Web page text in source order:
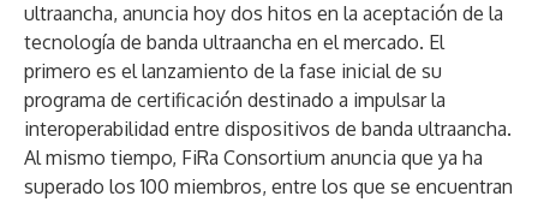
ultraancha, anuncia hoy dos hitos en la aceptación de la
tecnología de banda ultraancha en el mercado. El
primero es el lanzamiento de la fase inicial de su
programa de certificación destinado a impulsar la
interoperabilidad entre dispositivos de banda ultraancha.
Al mismo tiempo, FiRa Consortium anuncia que ya ha
superado los 100 miembros, entre los que se encuentran